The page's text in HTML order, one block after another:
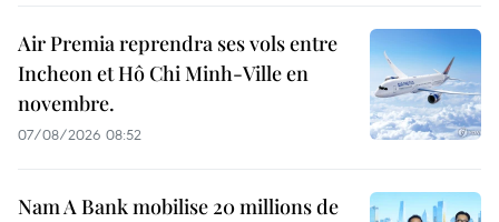
Air Premia reprendra ses vols entre
Incheon et Hô Chi Minh-Ville en
novembre.
07/08/2026 08:52
Nam A Bank mobilise 20 millions de